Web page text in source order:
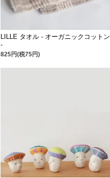
LILLE タオル - オーガニックコットン
-
825円(税75円)